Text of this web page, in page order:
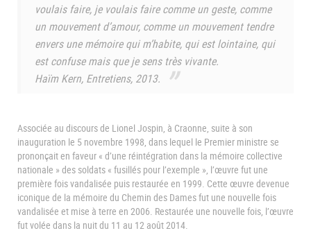
voulais faire, je voulais faire comme un geste, comme
un mouvement d’amour, comme un mouvement tendre
envers une mémoire qui m’habite, qui est lointaine, qui
est confuse mais que je sens très vivante.
Haïm Kern, Entretiens, 2013.
Associée au discours de Lionel Jospin, à Craonne, suite à son
inauguration le 5 novembre 1998, dans lequel le Premier ministre se
prononçait en faveur « d’une réintégration dans la mémoire collective
nationale » des soldats « fusillés pour l’exemple », l’œuvre fut une
première fois vandalisée puis restaurée en 1999. Cette œuvre devenue
iconique de la mémoire du Chemin des Dames fut une nouvelle fois
vandalisée et mise à terre en 2006. Restaurée une nouvelle fois, l’œuvre
fut volée dans la nuit du 11 au 12 août 2014.